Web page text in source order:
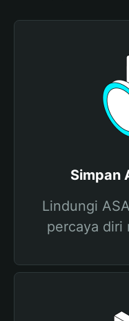
Simpan
Lindungi
percaya diri